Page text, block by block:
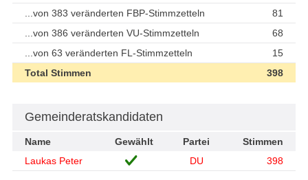
...von 383 veränderten FBP-Stimmzetteln
81
...von 386 veränderten VU-Stimmzetteln
68
...von 63 veränderten FL-Stimmzetteln
15
Total Stimmen
398
Gemeinderatskandidaten
Name Gewählt Partei
Stimmen
Laukas Peter
DU 398